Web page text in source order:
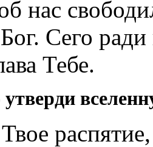
нас
Сего
Тебе.
утверди